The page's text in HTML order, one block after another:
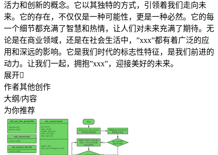
活力和创新的概念。它以其独特的方式，引领着我们走向未
来。它的存在，不仅仅是一种可能性，更是一种必然。它的每
一个细节都充满了智慧和热情，让人们对未来充满了期待。无
论是在商业领域，还是在社会生活中，”xxx”都有着广泛的应
用和深远的影响。它是我们时代的标志性特征，是我们前进的
动力。让我们一起，拥抱”xxx”，迎接美好的未来。
展开
作者其他创作
大纲/内容
为你推荐